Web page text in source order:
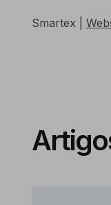
Smartex |